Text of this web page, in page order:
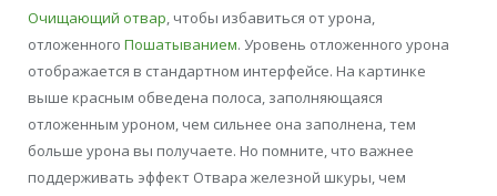
Очищающий отвар, чтобы избавиться от урона,
отложенного Пошатыванием. Уровень отложенного урона
отображается в стандартном интерфейсе. На картинке
выше красным обведена полоса, заполняющаяся
отложенным уроном, чем сильнее она заполнена, тем
больше урона вы получаете. Но помните, что важнее
поддерживать эффект Отвара железной шкуры, чем